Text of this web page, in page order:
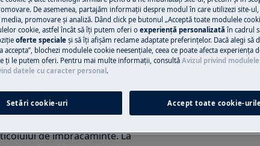
conține un ingredient cu rol
Atunci când produsul intră
de îmbrăcăminte. La
Ai o problemă cu
nu o poţi rezolva
ul Electrolux și
De asemenea, partajăm informaţii despre modul în care utilizezi site-
promovare și analiză. Dând click pe butonul „Acceptă toate modulele
cookie, astfel încât să îţi putem oferi o experienţă personalizată în cadrul
oferte speciale și să îţi afișăm reclame adaptate preferinţelor. Dacă alegi să
accepta”, blochezi modulele cookie neesenţiale, ceea ce poate afecta experienţa
ţi le putem oferi. Pentru mai multe informaţii, consultă Avizul privind
datele cu caracter personal .
Setări cookie-uri Accept toate cookie-